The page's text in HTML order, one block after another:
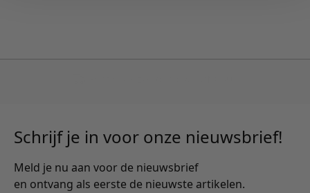
Schrijf je in voor onze nieuwsbrief!
Meld je nu aan voor de nieuwsbrief
en ontvang als eerste de nieuwste artikelen.